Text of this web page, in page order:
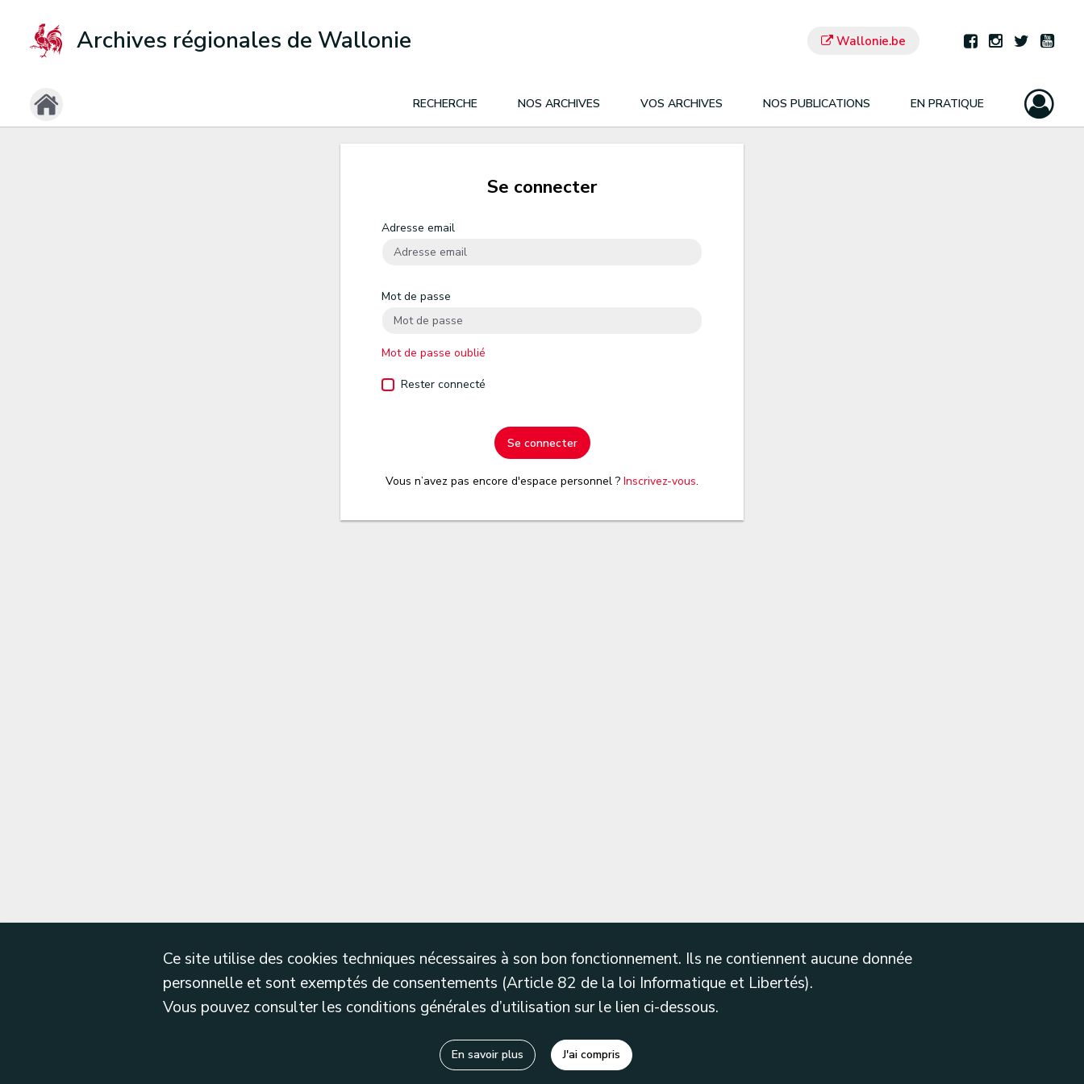
Archives régionales de Wallonie Wallonie.be
RECHERCHE NOS ARCHIVES VOS ARCHIVES NOS PUBLICATIONS EN PRATIQUE
Se connecter
Adresse email
Mot de passe
Mot de passe oublié
Rester connecté
Se connecter
Vous n’avez pas encore d'espace personnel ? Inscrivez-vous.
Ce site utilise des cookies techniques nécessaires à son bon fonctionnement. Ils ne contiennent aucune donnée
personnelle et sont exemptés de consentements (Article 82 de la loi Informatique et Libertés).
Vous pouvez consulter les conditions générales d’utilisation sur le lien ci-dessous.
En savoir plus J'ai compris